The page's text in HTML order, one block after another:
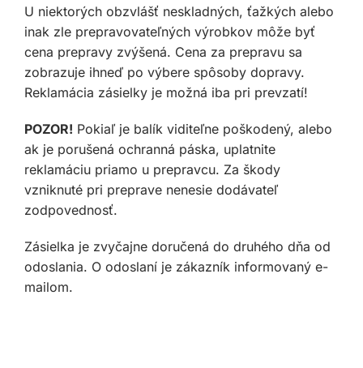
U niektorých obzvlášť neskladných, ťažkých alebo
inak zle prepravovateľných výrobkov môže byť
cena prepravy zvýšená. Cena za prepravu sa
zobrazuje ihneď po výbere spôsoby dopravy.
Reklamácia zásielky je možná iba pri prevzatí!
POZOR! Pokiaľ je balík viditeľne poškodený, alebo
ak je porušená ochranná páska, uplatnite
reklamáciu priamo u prepravcu. Za škody
vzniknuté pri preprave nenesie dodávateľ
zodpovednosť.
Zásielka je zvyčajne doručená do druhého dňa od
odoslania. O odoslaní je zákazník informovaný e-
mailom.